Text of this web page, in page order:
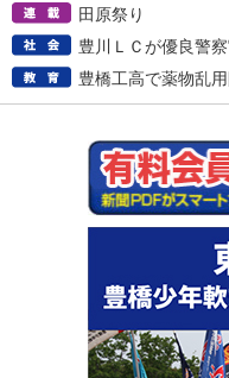
田原祭り
豊川ＬＣが優良警
豊橋工高で薬物乱